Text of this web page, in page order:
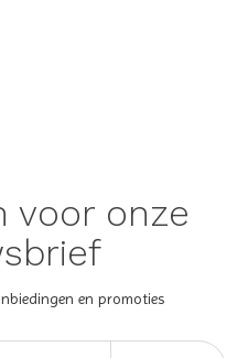
voor onze
en promoties